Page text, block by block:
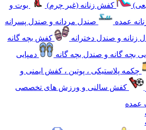
کفش زنانه (غیر چرم)
بوت و
عمده
صندل مردانه و صندل پسرانه
زنانه و صندل دخترانه
کفش بچه گانه
بچه گانه و صندل بچه گانه
دمپایی
چکمه پلاستیکی ، پوتین ، کفش ایمنی و
کفش سالنی و ورزش های تخصصی
عمده